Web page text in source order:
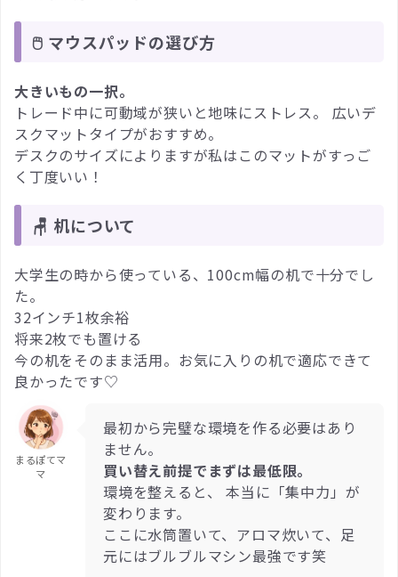
🖱 マウスパッドの選び方
大きいもの一択。
トレード中に可動域が狭いと地味にストレス。 広いデ
スクマットタイプがおすすめ。
デスクのサイズによりますが私はこのマットがすっご
く丁度いい！
🪑 机について
大学生の時から使っている、100cm幅の机で十分でし
た。
32インチ1枚余裕
将来2枚でも置ける
今の机をそのまま活用。お気に入りの机で適応できて
良かったです♡
まるぽてマ
マ
最初から完璧な環境を作る必要はあり
ません。
買い替え前提でまずは最低限。
環境を整えると、 本当に「集中力」が
変わります。
ここに水筒置いて、アロマ炊いて、足
元にはブルブルマシン最強です笑